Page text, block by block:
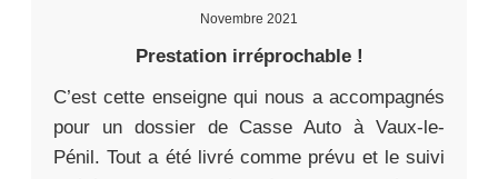
Novembre 2021
Prestation irréprochable !
C’est cette enseigne qui nous a accompagnés
pour un dossier de Casse Auto à Vaux-le-
Pénil. Tout a été livré comme prévu et le suivi